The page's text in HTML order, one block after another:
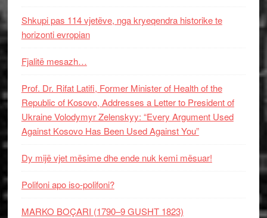
Shkupi pas 114 vjetëve, nga kryeqendra historike te
horizonti evropian
Fjalitë mesazh…
Prof. Dr. Rifat Latifi, Former Minister of Health of the
Republic of Kosovo, Addresses a Letter to President of
Ukraine Volodymyr Zelenskyy: “Every Argument Used
Against Kosovo Has Been Used Against You”
Dy mijë vjet mësime dhe ende nuk kemi mësuar!
Polifoni apo iso-polifoni?
MARKO BOÇARI (1790–9 GUSHT 1823)